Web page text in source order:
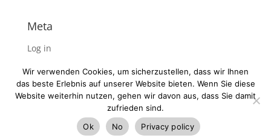
Meta
Log in
Entries feed
Comments feed
WordPress.org
Wir verwenden Cookies, um sicherzustellen, dass wir Ihnen
das beste Erlebnis auf unserer Website bieten. Wenn Sie diese
Website weiterhin nutzen, gehen wir davon aus, dass Sie damit
zufrieden sind.
Ok
No Privacy policy